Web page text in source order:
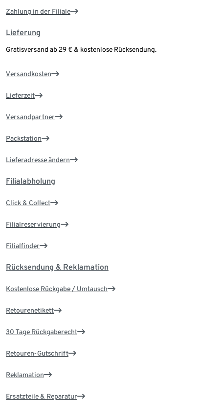
Zahlung in der Filiale
Lieferung
Gratisversand ab 29 € & kostenlose Rücksendung.
Versandkosten
Lieferzeit
Versandpartner
Packstation
Lieferadresse ändern
Filialabholung
Click & Collect
Filialreservierung
Filialfinder
Rücksendung & Reklamation
Kostenlose Rückgabe / Umtausch
Retourenetikett
30 Tage Rückgaberecht
Retouren-Gutschrift
Reklamation
Ersatzteile & Reparatur